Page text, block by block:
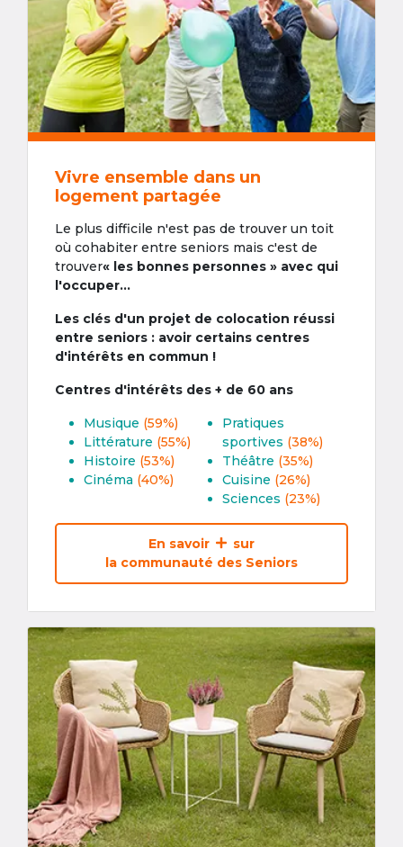
Vivre ensemble dans un
logement partagée
Le plus difficile n'est pas de trouver un toit
où cohabiter entre seniors mais c'est de
trouver« les bonnes personnes » avec qui
l'occuper...
Les clés d'un projet de colocation réussi
entre seniors : avoir certains centres
d'intérêts en commun !
Centres d'intérêts des + de 60 ans
Musique (59%)
Littérature (55%)
Histoire (53%)
Cinéma (40%)
Pratiques
sportives (38%)
Théâtre (35%)
Cuisine (26%)
Sciences (23%)
En savoir
sur
la communauté des Seniors